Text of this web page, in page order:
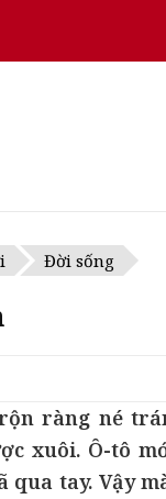
Đời sống
ràng né
xuôi. Ô-tô
qua tay. Vậy